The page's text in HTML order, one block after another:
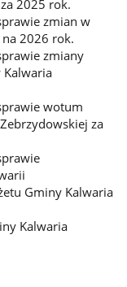
2025 rok.
zmian w
2026 rok.
zmiany
wotum
za
Gminy Kalwaria
Kalwaria